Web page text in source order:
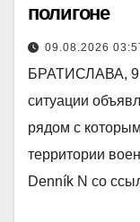
полигоне
09.08.2026
БРАТИСЛАВА, 9
ситуации
рядом с
территории
Denník N со